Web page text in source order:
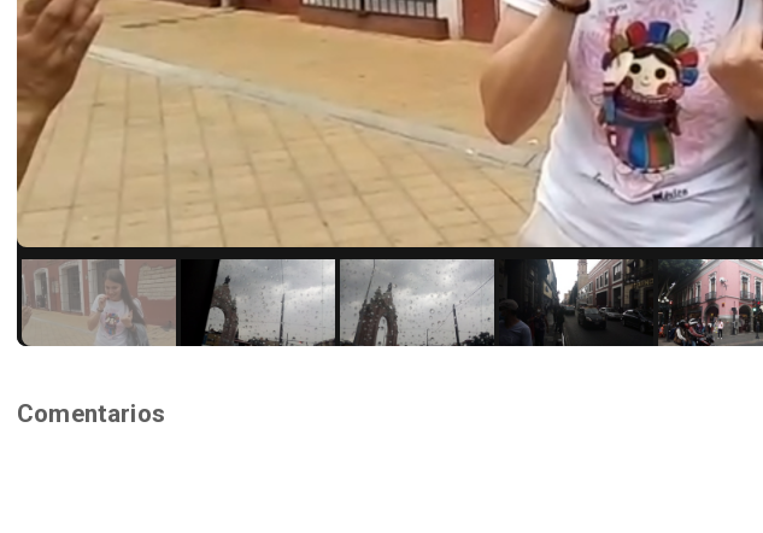
Comentarios